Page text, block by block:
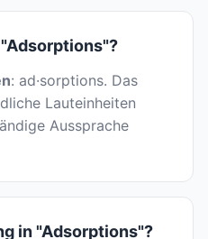
: ad·sorptions. Das
Lauteinheiten
Aussprache
in "Adsorptions"?